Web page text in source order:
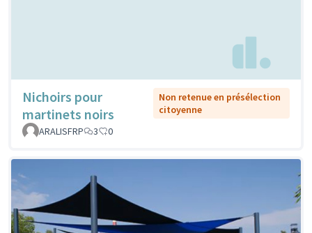
Nichoirs pour
martinets noirs
Non retenue en présélection
citoyenne
ARALISFRP
3 0